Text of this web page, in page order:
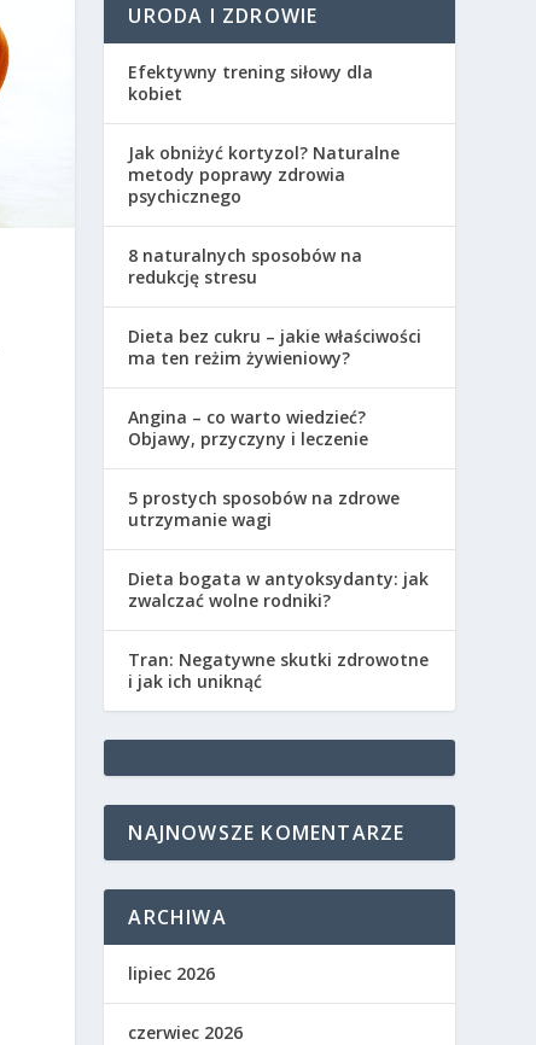
URODA I ZDROWIE
Efektywny trening siłowy dla
kobiet
Jak obniżyć kortyzol? Naturalne
metody poprawy zdrowia
psychicznego
8 naturalnych sposobów na
redukcję stresu
Dieta bez cukru – jakie właściwości
ma ten reżim żywieniowy?
Angina – co warto wiedzieć?
Objawy, przyczyny i leczenie
5 prostych sposobów na zdrowe
utrzymanie wagi
Dieta bogata w antyoksydanty: jak
zwalczać wolne rodniki?
Tran: Negatywne skutki zdrowotne
i jak ich uniknąć
NAJNOWSZE KOMENTARZE
ARCHIWA
lipiec 2026
czerwiec 2026